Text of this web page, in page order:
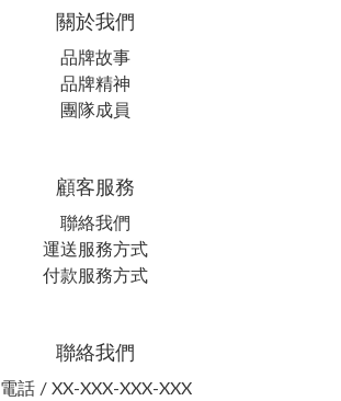
關於我們
品牌故事
品牌精神
團隊成員
顧客服務
聯絡我們
運送服務方式
付款服務方式
聯絡我們
電話 / XX-XXX-XXX-XXX